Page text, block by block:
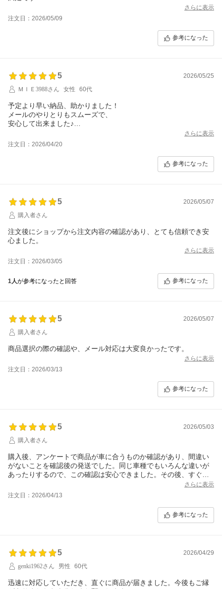
さらに表示
注文日：2026/05/09
参考になった
5
2026/05/25
ＭＩＥ3988さん
女性 60代
予定より早い納品、助かりました！
メールのやりとりもスムーズで、
安心して出来ました♪
さらに表示
注文日：2026/04/20
参考になった
5
2026/05/07
購入者さん
注文後にショップから注文内容の確認があり、とても信頼でき安
心ました。
さらに表示
注文日：2026/03/05
1人が参考になったと回答 参考になった
5
2026/05/07
購入者さん
商品選択の際の確認や、メール対応は大変良かったです。
さらに表示
注文日：2026/03/13
参考になった
5
2026/05/03
購入者さん
購入後、アンケートで商品が車に合うものか確認があり、間違い
がないことを確認後の発送でした。同じ車種でもいろんな違いが
あったりするので、この確認は安心できました。その後、すぐに
さらに表示
注文日：2026/04/13
参考になった
5
2026/04/29
genki1962さん
男性 60代
迅速に対応していただき、直ぐに商品が届きました。今後もご縁